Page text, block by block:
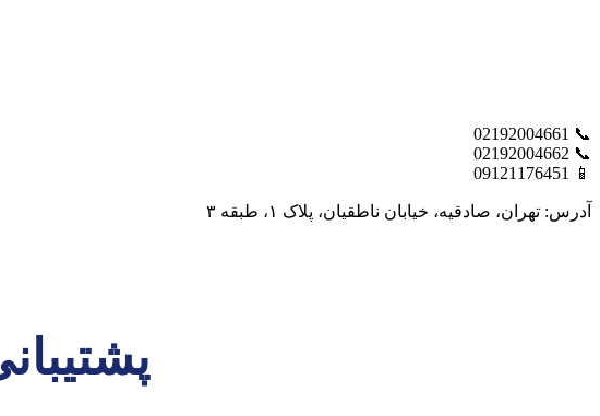
📞 02192004661
📞 02192004662
📱 09121176451
آدرس: تهران، صادقیه، خیابان ناطقیان، پلاک ۱، طبقه ۳